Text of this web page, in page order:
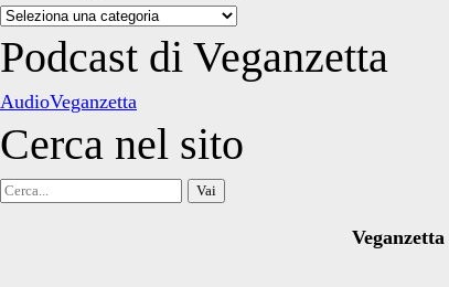
Categorie
degli
articoli
Podcast di Veganzetta
AudioVeganzetta
Cerca nel sito
Cerca
Veganzetta